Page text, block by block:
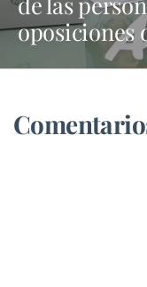
oposiciones